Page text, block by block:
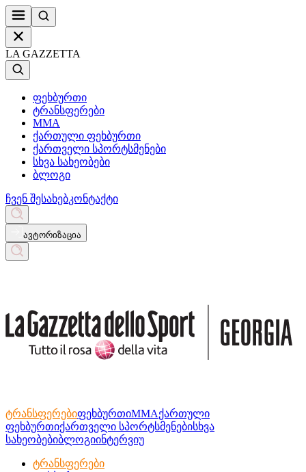
LA GAZZETTA
ფეხბურთი
ტრანსფერები
MMA
ქართული ფეხბურთი
ქართველი სპორტსმენები
სხვა სახეობები
ბლოგი
ჩვენ შესახებკონტაქტი
ავტორიზაცია
ტრანსფერებიფეხბურთიMMAქართული
ფეხბურთიქართველი სპორტსმენებისხვა
სახეობებიბლოგიინტერვიუ
ტრანსფერები